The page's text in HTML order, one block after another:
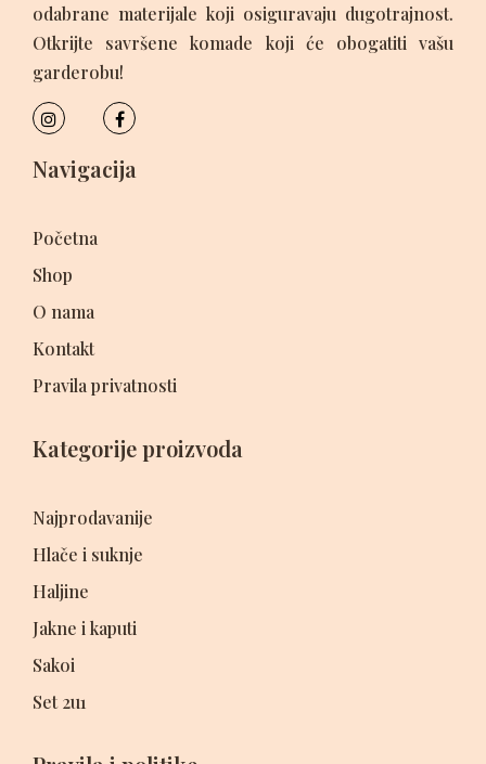
odabrane materijale koji osiguravaju dugotrajnost.
Otkrijte savršene komade koji će obogatiti vašu
garderobu!
Navigacija
Početna
Shop
O nama
Kontakt
Pravila privatnosti
Kategorije proizvoda
Najprodavanije
Hlače i suknje
Haljine
Jakne i kaputi
Sakoi
Set 2u1